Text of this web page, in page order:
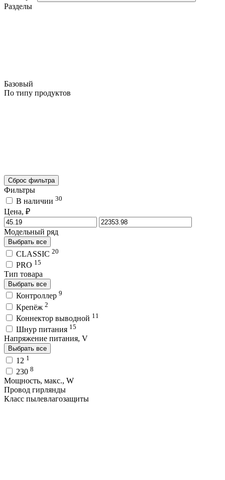
Разделы
Базовый
По типу продуктов
Сброс фильтра
Фильтры
В наличии 30
Цена, ₽
Модельный ряд
Выбрать все
CLASSIC 20
PRO 15
Тип товара
Выбрать все
Контроллер 9
Крепёж 2
Коннектор выводной 11
Шнур питания 15
Напряжение питания, V
Выбрать все
12 1
230 8
Мощность, макс., W
Провод гирлянды
Класс пылевлагозащиты